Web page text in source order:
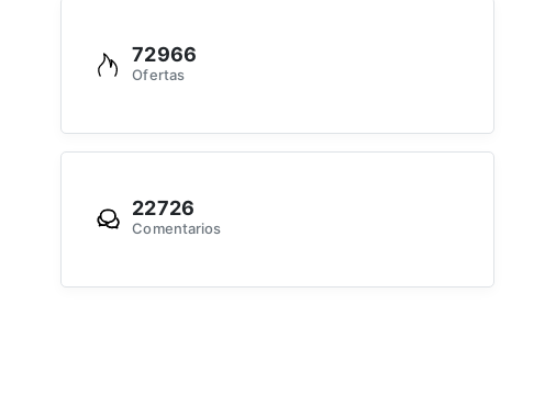
72966
Ofertas
22726
Comentarios